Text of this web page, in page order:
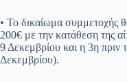
• Το δικαίωμα συμμετοχής
200€ με την κατάθεση της
9 Δεκεμβρίου και η 3η
Δεκεμβρίου).